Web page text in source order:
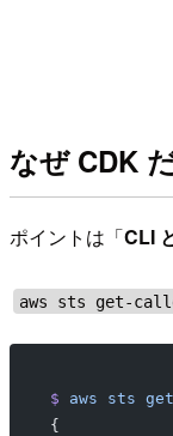
なぜ CDK
ポイントは「CLI
aws sts get-
$ aws sts
{